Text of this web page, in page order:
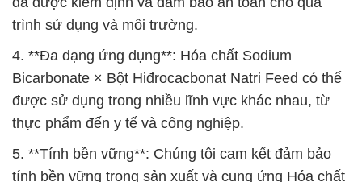
trình sử dụng và môi trường.
4. **Đa dạng ứng dụng**: Hóa chất Sodium
Bicarbonate × Bột Hiđrocacbonat Natri Feed có thể
được sử dụng trong nhiều lĩnh vực khác nhau, từ
thực phẩm đến y tế và công nghiệp.
5. **Tính bền vững**: Chúng tôi cam kết đảm bảo
tính bền vững trong sản xuất và cung ứng Hóa chất